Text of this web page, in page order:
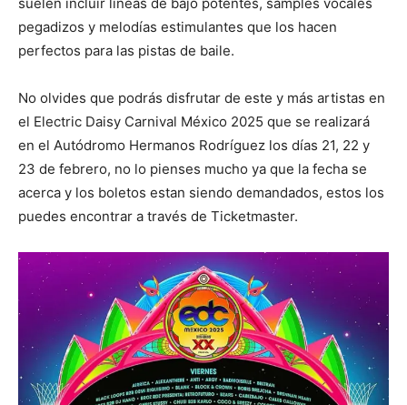
pegadizos y melodías estimulantes que los hacen
perfectos para las pistas de baile.
No olvides que podrás disfrutar de este y más artistas en
el Electric Daisy Carnival México 2025 que se realizará
en el Autódromo Hermanos Rodríguez los días 21, 22 y
23 de febrero, no lo pienses mucho ya que la fecha se
acerca y los boletos estan siendo demandados, estos los
puedes encontrar a través de Ticketmaster.